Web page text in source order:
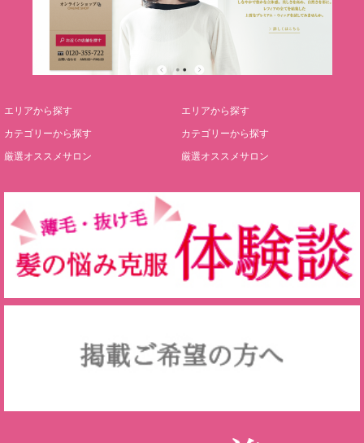
エリアから探す
カテゴリーから探す
厳選オススメサロン
エリアから探す
カテゴリーから探す
厳選オススメサロン